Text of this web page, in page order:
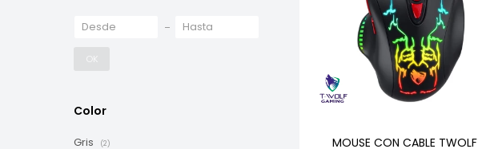
MOUSE CON CABLE
OK
Color
Gris (2)